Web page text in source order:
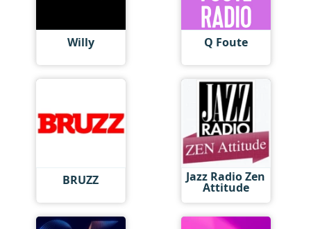
Willy Q Foute
BRUZZ Jazz Radio Zen
Attitude